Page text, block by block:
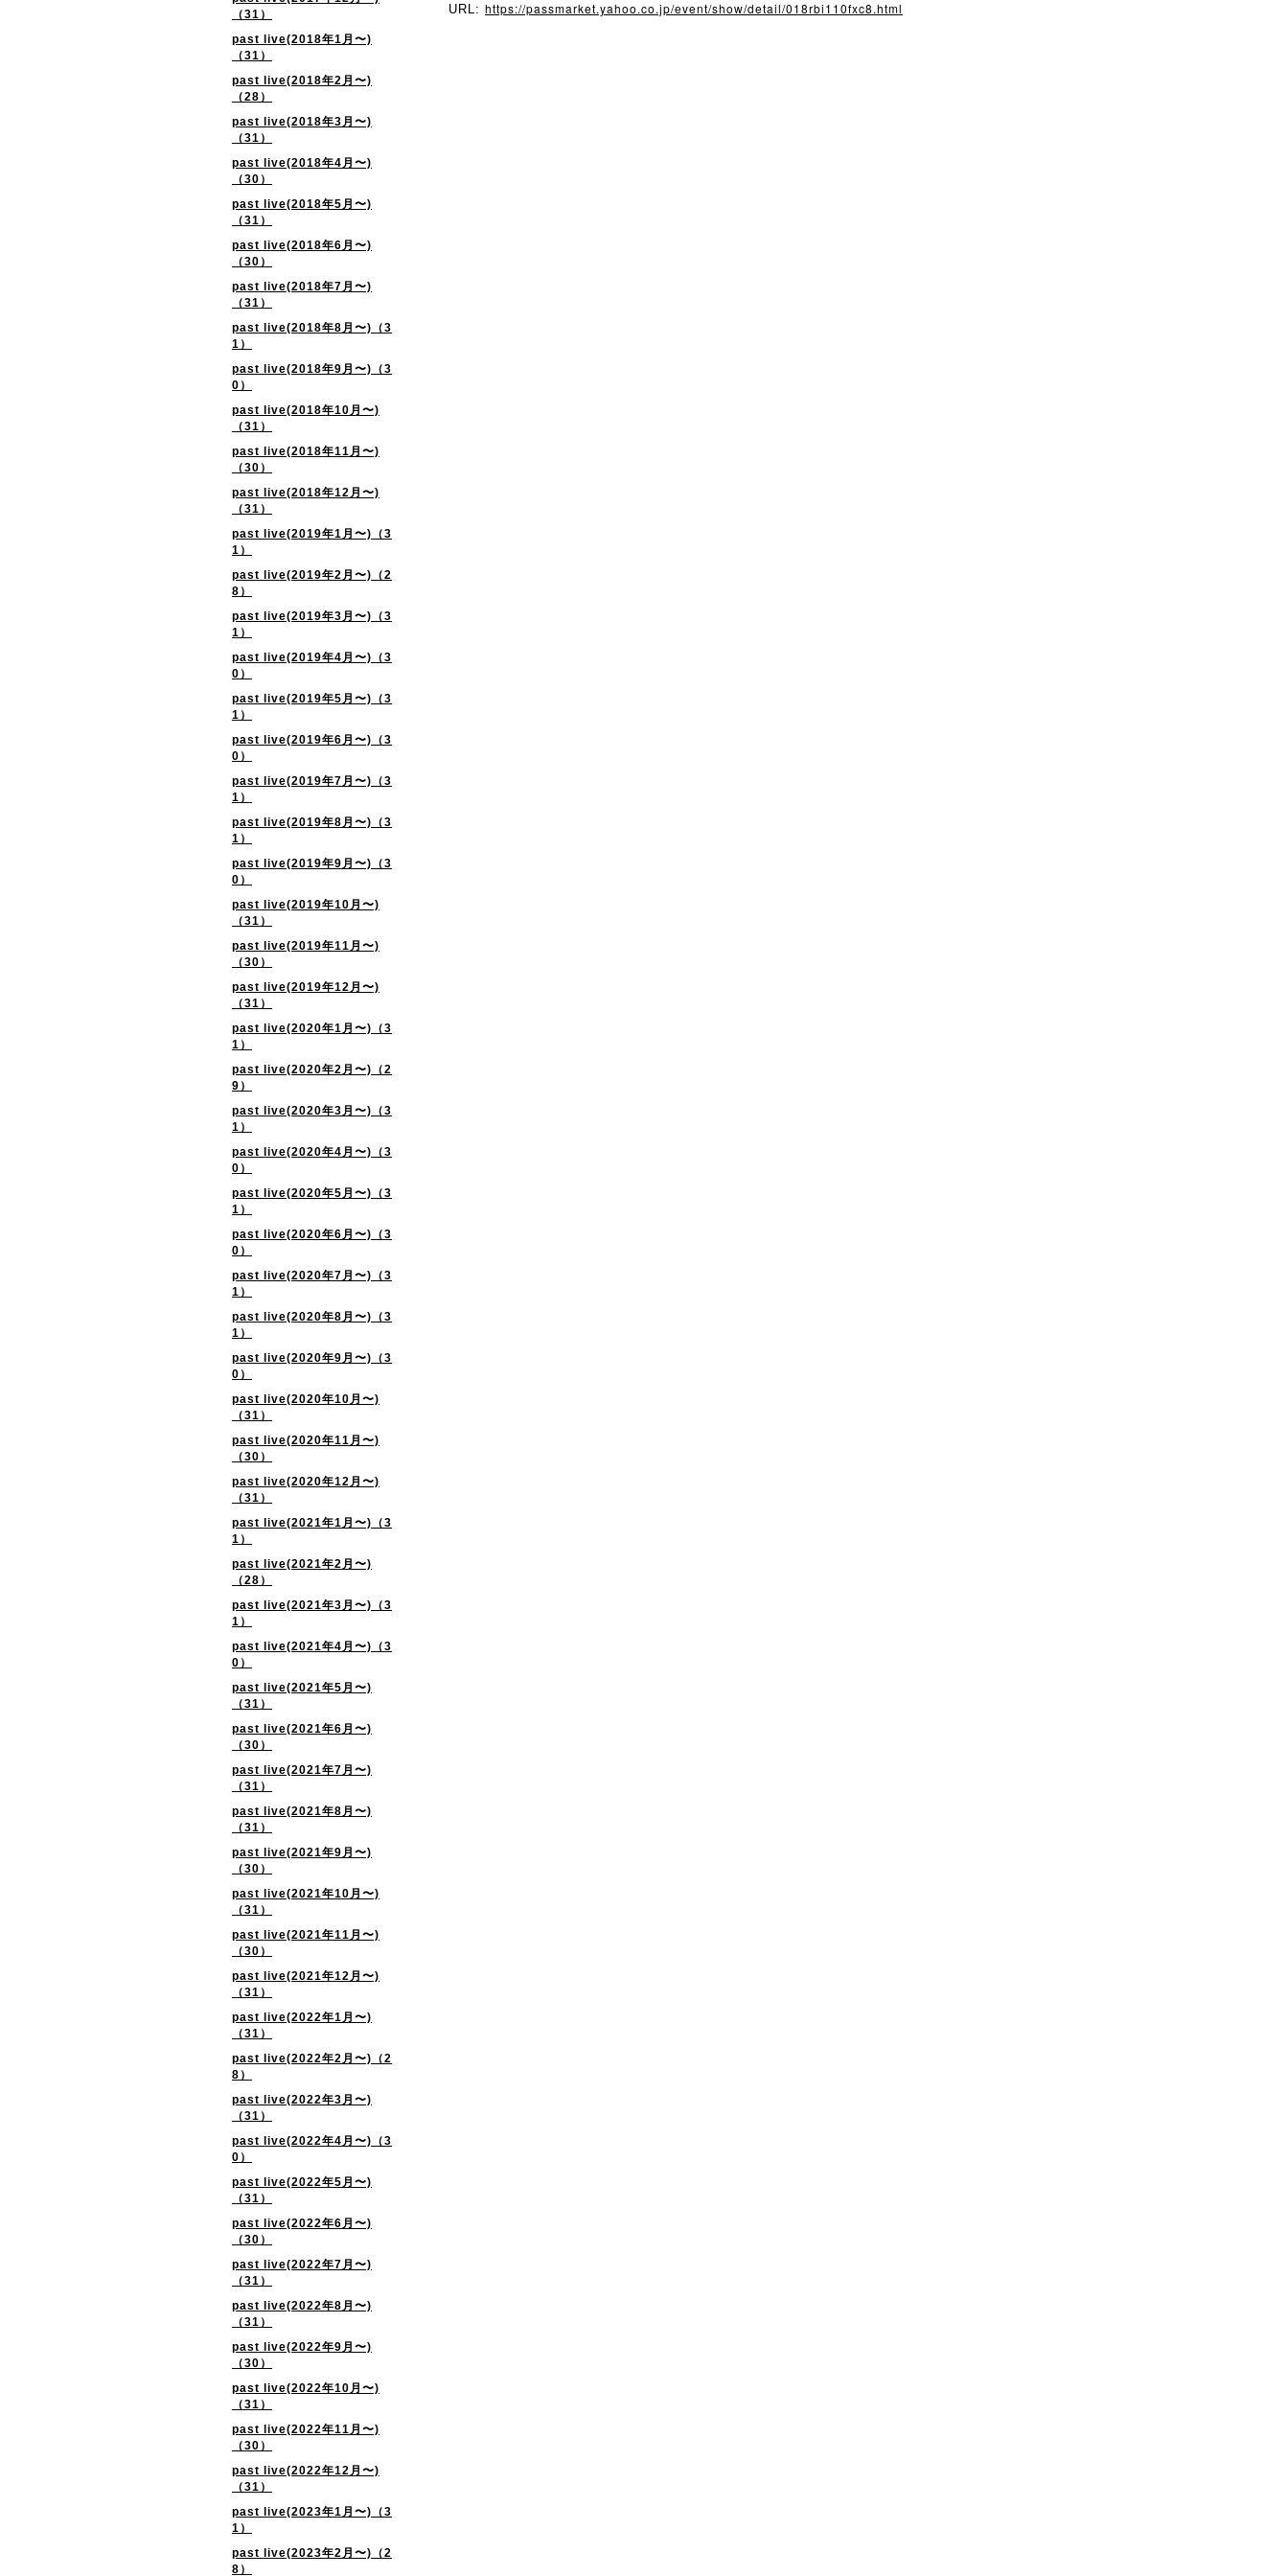
（31）
past live(2018年1月〜)
（31）
past live(2018年2月〜)
（28）
past live(2018年3月〜)
（31）
past live(2018年4月〜)
（30）
past live(2018年5月〜)
（31）
past live(2018年6月〜)
（30）
past live(2018年7月〜)
（31）
past live(2018年8月〜)（3
1）
past live(2018年9月〜)（3
0）
past live(2018年10月〜)
（31）
past live(2018年11月〜)
（30）
past live(2018年12月〜)
（31）
past live(2019年1月〜)（3
1）
past live(2019年2月〜)（2
8）
past live(2019年3月〜)（3
1）
past live(2019年4月〜)（3
0）
past live(2019年5月〜)（3
1）
past live(2019年6月〜)（3
0）
past live(2019年7月〜)（3
1）
past live(2019年8月〜)（3
1）
past live(2019年9月〜)（3
0）
past live(2019年10月〜)
（31）
past live(2019年11月〜)
（30）
past live(2019年12月〜)
（31）
past live(2020年1月〜)（3
1）
past live(2020年2月〜)（2
9）
past live(2020年3月〜)（3
1）
past live(2020年4月〜)（3
0）
past live(2020年5月〜)（3
1）
past live(2020年6月〜)（3
0）
past live(2020年7月〜)（3
1）
past live(2020年8月〜)（3
1）
past live(2020年9月〜)（3
0）
past live(2020年10月〜)
（31）
past live(2020年11月〜)
（30）
past live(2020年12月〜)
（31）
past live(2021年1月〜)（3
1）
past live(2021年2月〜)
（28）
past live(2021年3月〜)（3
1）
past live(2021年4月〜)（3
0）
past live(2021年5月〜)
（31）
past live(2021年6月〜)
（30）
past live(2021年7月〜)
（31）
past live(2021年8月〜)
（31）
past live(2021年9月〜)
（30）
past live(2021年10月〜)
（31）
past live(2021年11月〜)
（30）
past live(2021年12月〜)
（31）
past live(2022年1月〜)
（31）
past live(2022年2月〜)（2
8）
past live(2022年3月〜)
（31）
past live(2022年4月〜)（3
0）
past live(2022年5月〜)
（31）
past live(2022年6月〜)
（30）
past live(2022年7月〜)
（31）
past live(2022年8月〜)
（31）
past live(2022年9月〜)
（30）
past live(2022年10月〜)
（31）
past live(2022年11月〜)
（30）
past live(2022年12月〜)
（31）
past live(2023年1月〜)（3
1）
past live(2023年2月〜)（2
8）
URL: https://passmarket.yahoo.co.jp/event/show/detail/018rbi110fxc8.html